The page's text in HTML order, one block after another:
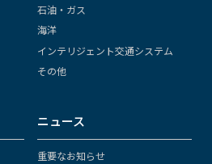
石油・ガス
海洋
インテリジェント交通システム
その他
ニュース
重要なお知らせ